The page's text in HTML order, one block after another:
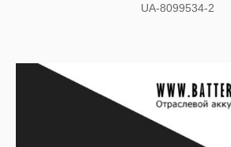
UA-8099534-2